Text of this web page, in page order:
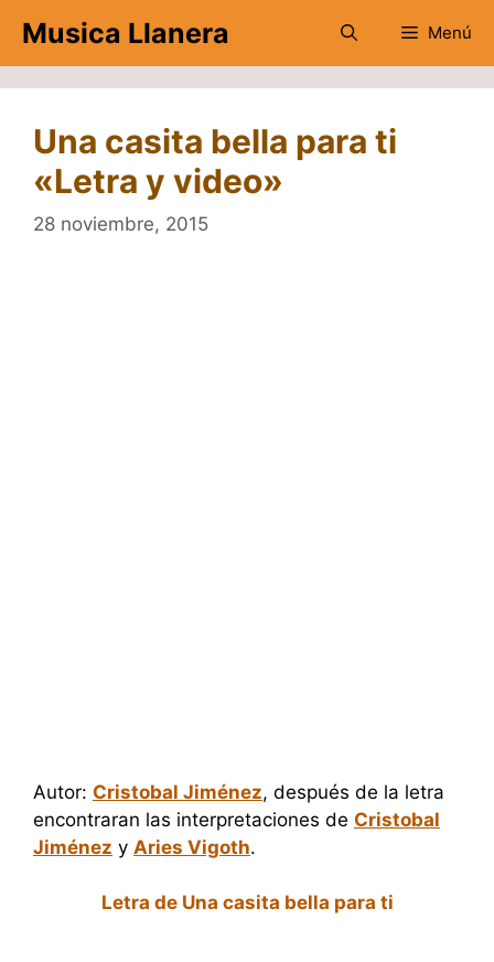
contenido
Musica Llanera Menú
Una casita bella para ti
«Letra y video»
28 noviembre, 2015
Autor: Cristobal Jiménez, después de la letra
encontraran las interpretaciones de Cristobal
Jiménez y Aries Vigoth.
Letra de Una casita bella para ti